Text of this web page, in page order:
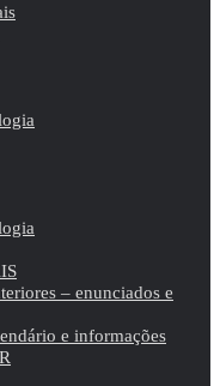
– enunciados e
e informações